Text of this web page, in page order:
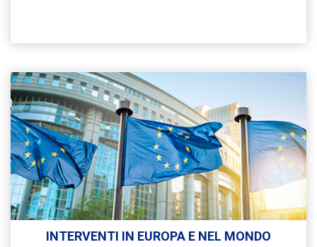
INTERVENTI IN EUROPA E NEL MONDO